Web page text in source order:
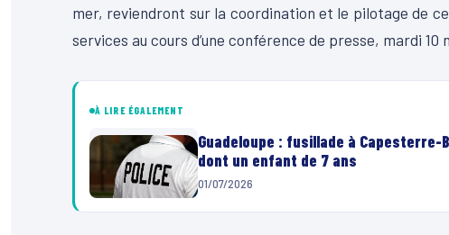
mer, reviendront sur la coordination et le pilotage de
services au cours d’une conférence de presse, mardi 10
À LIRE ÉGALEMENT
Guadeloupe : fusillade à
dont un enfant de 7 ans
01/07/2026